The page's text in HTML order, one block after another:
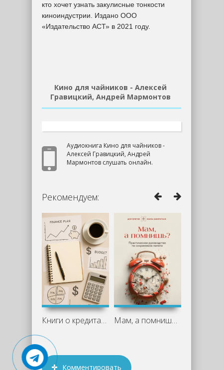
кто хочет узнать закулисные тонкости
киноиндустрии. Издано ООО
«Издательство АСТ» в 2021 году.
Кино для чайников - Алексей
Гравицкий, Андрей Мармонтов
Аудиокнига Кино для чайников -
Алексей Гравицкий, Андрей
Мармонтов слушать онлайн.
Рекомендуем:
Книги о кредитах и финансовой свободе: Мам, а помнишь? Практическое
Комментировать